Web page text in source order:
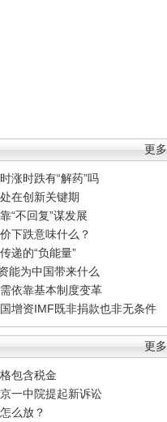
更多
涨时跌有“解药”吗
在创新关键期
“不回复”谋发展
下跌意味什么？
递的“负能量”
能为中国带来什么
依靠基本制度变革
增资IMF既非捐款也非无条件
更多
包含税金
一中院提起新诉讼
么放？